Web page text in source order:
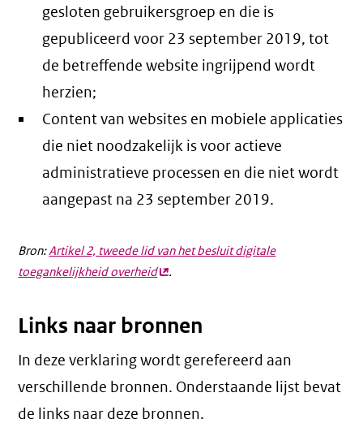
gesloten gebruikersgroep en die is
gepubliceerd voor 23 september 2019, tot
de betreffende website ingrijpend wordt
herzien;
Content van websites en mobiele applicaties
die niet noodzakelijk is voor actieve
administratieve processen en die niet wordt
aangepast na 23 september 2019.
Bron:Artikel 2, tweede lid van het besluit digitale
toegankelijkheid overheid(externe
.
Links naar bronnen
In deze verklaring wordt gerefereerd aan
verschillende bronnen. Onderstaande lijst bevat
de links naar deze bronnen.